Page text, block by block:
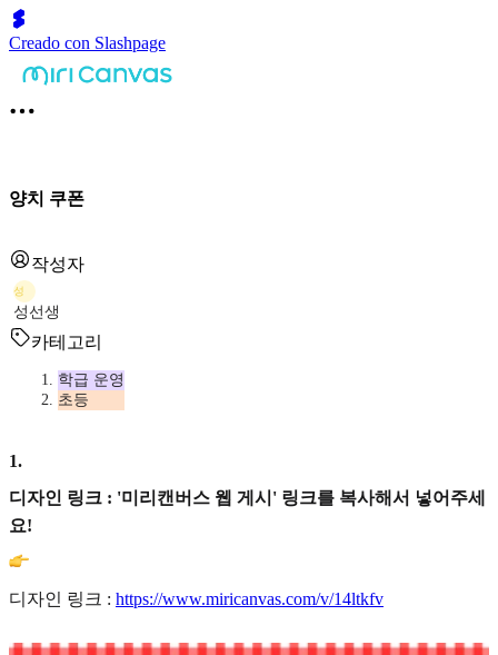
Creado con Slashpage
양치 쿠폰
작성자
성
성선생
카테고리
학급 운영
초등
1.
디자인 링크 : '미리캔버스 웹 게시' 링크를 복사해서 넣어주세
요!
디자인 링크 : https://www.miricanvas.com/v/14ltkfv